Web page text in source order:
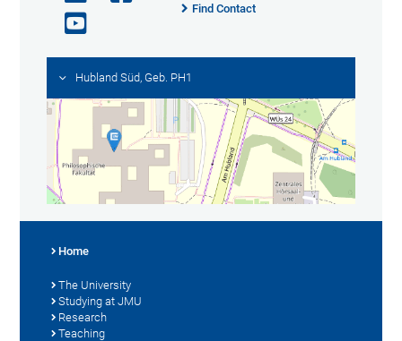
Find Contact
Hubland Süd, Geb. PH1
Home
The University
Studying at JMU
Research
Teaching